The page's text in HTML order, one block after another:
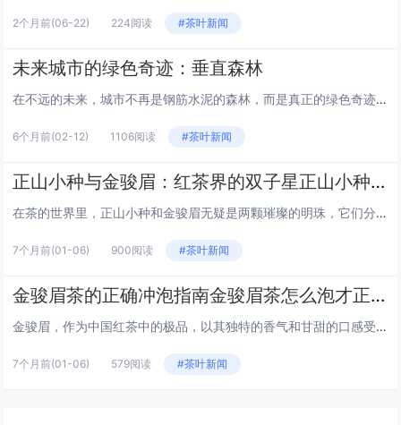
2个月前(06-22) 224阅读 #茶叶新闻
未来城市的绿色奇迹：垂直森林
在不远的未来，城市不再是钢筋水泥的森林，而是真正的绿色奇迹。我们将迎来一种全新的城市结构——垂直森林。这些建筑不仅仅是...
6个月前(02-12) 1106阅读 #茶叶新闻
正山小种与金骏眉：红茶界的双子星正山小种金骏眉哪个好
在茶的世界里，正山小种和金骏眉无疑是两颗璀璨的明珠，它们分别代表着中国红茶的两个流派，各自拥有独特的风味和历史背景。那...
7个月前(01-06) 900阅读 #茶叶新闻
金骏眉茶的正确冲泡指南金骏眉茶怎么泡才正确
金骏眉，作为中国红茶中的极品，以其独特的香气和甘甜的口感受到茶友们的喜爱。正确冲泡金骏眉，不仅能保留其天然风味，更能体...
7个月前(01-06) 579阅读 #茶叶新闻